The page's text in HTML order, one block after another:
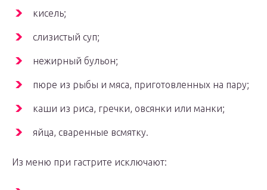
кисель;
слизистый суп;
нежирный бульон;
пюре из рыбы и мяса, приготовленных на пару;
каши из риса, гречки, овсянки или манки;
яйца, сваренные всмятку.
Из меню при гастрите исключают: